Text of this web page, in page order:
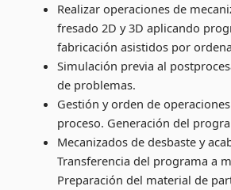
Realizar operaciones de
fresado 2D y 3D aplicando
fabricación asistidos por
Simulación previa al
de problemas.
Gestión y orden de
proceso. Generación del
Mecanizados de desbaste y
Transferencia del programa a
Preparación del material de